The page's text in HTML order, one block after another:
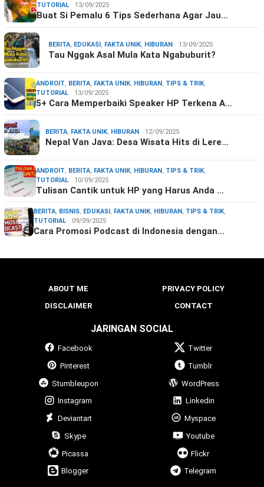
TUTORIAL
13/09/2025
Buat Si Pemalu 6 Tips Sederhana Agar Jau…
BERITA, EDUKASI, FAKTA UNIK, HIBURAN 13/09/2025
Tau Nggak Asal Mula Kata Ngabuburit?
ANDROIT, BERITA, FAKTA UNIK, HIBURAN, TIPS & TRIK,
TUTORIAL
13/09/2025
5+ Cara Memperbaiki Speaker HP Terkena A…
BERITA, FAKTA UNIK, HIBURAN 12/09/2025
Nepal Van Java: Desa Wisata Hits di Lere…
ANDROIT, BERITA, FAKTA UNIK, HIBURAN, TIPS & TRIK,
TUTORIAL
10/09/2025
Tulisan Cantik untuk HP yang Harus Anda …
BERITA, BISNIS, EDUKASI, FAKTA UNIK, HIBURAN, TIPS & TRIK,
TUTORIAL
09/09/2025
Cara Promosi Podcast di Indonesia dengan…
ABOUT ME
PRIVACY POLICY
DISCLAIMER
CONTACT
JARINGAN SOCIAL
Facebook
Twitter
Pinterest
Tumblr
Stumbleupon
WordPress
Instagram
Linkedin
Deviantart
Myspace
Skype
Youtube
Picassa
Flickr
Blogger
Telegram